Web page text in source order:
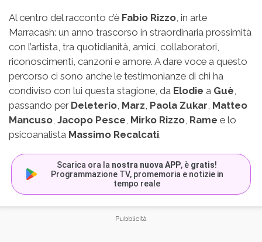
Al centro del racconto c’è Fabio Rizzo , in arte
Marracash: un anno trascorso in straordinaria prossimità
con l’artista, tra quotidianità, amici, collaboratori,
riconoscimenti, canzoni e amore. A dare voce a questo
percorso ci sono anche le testimonianze di chi ha
condiviso con lui questa stagione, da Elodie a Guè
passando per Deleterio Marz Paola Zukar Matteo
Mancuso Jacopo Pesce Mirko Rizzo Rame e lo
psicoanalista Massimo Recalcati.
Scarica ora la nostra nuova APP, è gratis!
Programmazione TV, promemoria e notizie in
tempo reale